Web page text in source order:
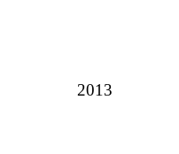
2013